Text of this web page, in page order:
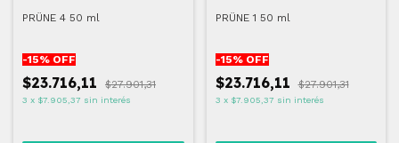
PRÜNE 4 50 ml
-15% OFF
$23.716,11 $27.901,31
3 x $7.905,37 sin interés
PRÜNE 1 50 ml
-15% OFF
$23.716,11 $27.901,31
3 x $7.905,37 sin interés